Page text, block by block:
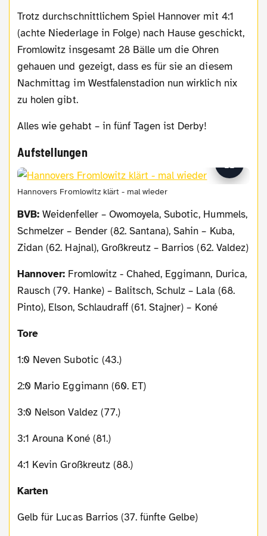
Trotz durchschnittlichem Spiel Hannover mit 4:1
(achte Niederlage in Folge) nach Hause geschickt,
Fromlowitz insgesamt 28 Bälle um die Ohren
gehauen und gezeigt, dass es für sie an diesem
Nachmittag im Westfalenstadion nun wirklich nix
zu holen gibt.
Alles wie gehabt – in fünf Tagen ist Derby!
Aufstellungen
Hannovers Fromlowitz klärt - mal wieder
BVB: Weidenfeller – Owomoyela, Subotic, Hummels,
Schmelzer – Bender (82. Santana), Sahin – Kuba,
Zidan (62. Hajnal), Großkreutz – Barrios (62. Valdez)
Hannover: Fromlowitz - Chahed, Eggimann, Durica,
Rausch (79. Hanke) – Balitsch, Schulz – Lala (68.
Pinto), Elson, Schlaudraff (61. Stajner) – Koné
Tore
1:0 Neven Subotic (43.)
2:0 Mario Eggimann (60. ET)
3:0 Nelson Valdez (77.)
3:1 Arouna Koné (81.)
4:1 Kevin Großkreutz (88.)
Karten
Gelb für Lucas Barrios (37. fünfte Gelbe)